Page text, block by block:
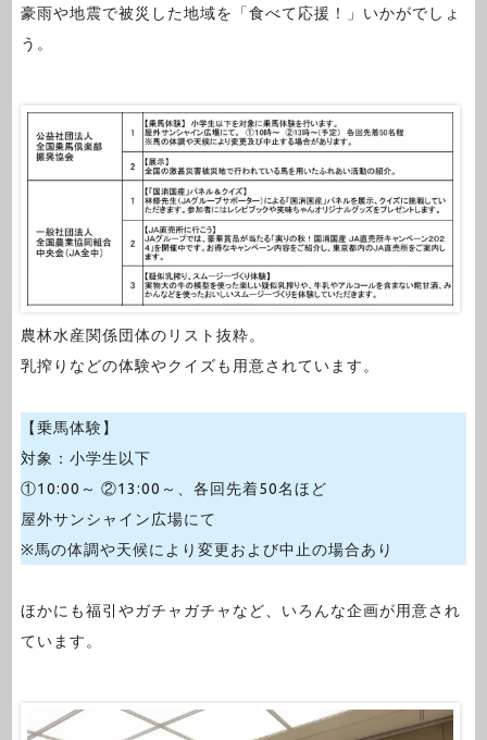
豪雨や地震で被災した地域を「食べて応援！」いかがでしょ
う。
農林水産関係団体のリスト抜粋。
乳搾りなどの体験やクイズも用意されています。
【乗馬体験】
対象：小学生以下
①10:00～ ②13:00～、各回先着50名ほど
屋外サンシャイン広場にて
※馬の体調や天候により変更および中止の場合あり
ほかにも福引やガチャガチャなど、いろんな企画が用意され
ています。